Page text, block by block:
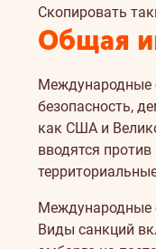
Скопировать
Общая
Международные
безопасность,
как США и
вводятся
Международные
Виды санкций